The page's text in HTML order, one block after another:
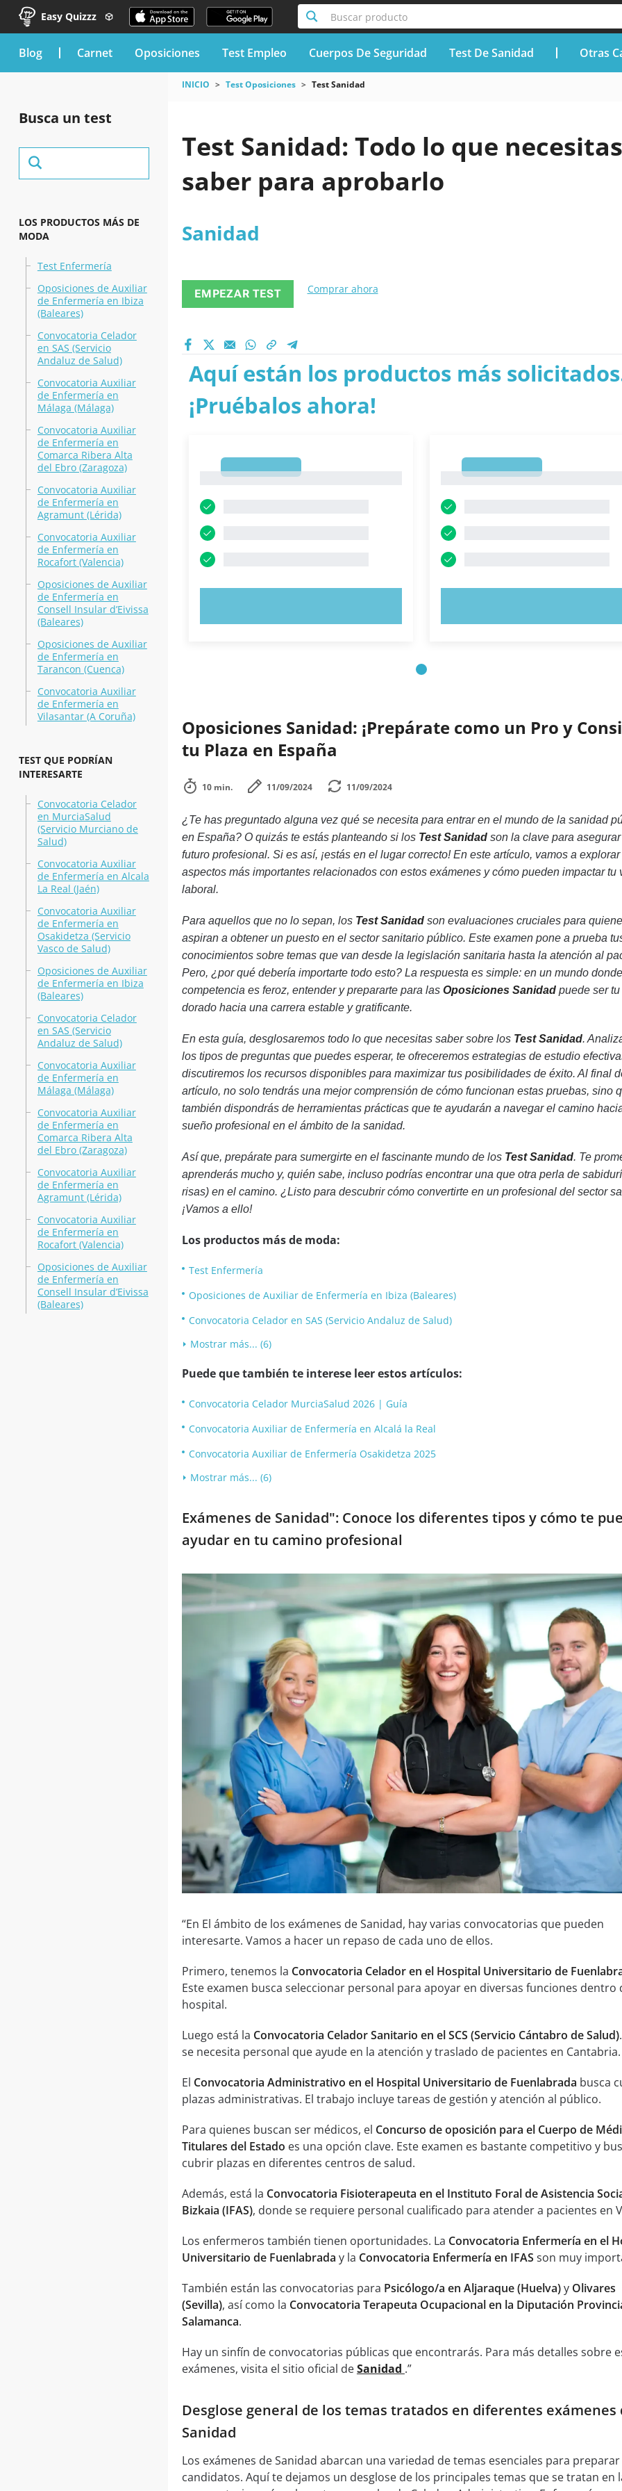
Easy Quizzz Buscar producto
blog Carnet Oposiciones Test Empleo Cuerpos De Seguridad Test De Sanidad Otras
Busca un test
LOS PRODUCTOS MÁS DE
MODA
Test Enfermería
Oposiciones de Auxiliar
de Enfermería en Ibiza
(Baleares)
Convocatoria Celador
en SAS (Servicio
Andaluz de Salud)
Convocatoria Auxiliar
de Enfermería en
Málaga (Málaga)
Convocatoria Auxiliar
de Enfermería en
Comarca Ribera Alta
del Ebro (Zaragoza)
Convocatoria Auxiliar
de Enfermería en
Agramunt (Lérida)
Convocatoria Auxiliar
de Enfermería en
Rocafort (Valencia)
Oposiciones de Auxiliar
de Enfermería en
Consell Insular d’Eivissa
(Baleares)
Oposiciones de Auxiliar
de Enfermería en
Tarancon (Cuenca)
Convocatoria Auxiliar
de Enfermería en
Vilasantar (A Coruña)
TEST QUE PODRÍAN
INTERESARTE
Convocatoria Celador
en MurciaSalud
(Servicio Murciano de
Salud)
Convocatoria Auxiliar
de Enfermería en Alcala
La Real (Jaén)
Convocatoria Auxiliar
de Enfermería en
Osakidetza (Servicio
Vasco de Salud)
Oposiciones de Auxiliar
de Enfermería en Ibiza
(Baleares)
Convocatoria Celador
en SAS (Servicio
Andaluz de Salud)
Convocatoria Auxiliar
de Enfermería en
Málaga (Málaga)
Convocatoria Auxiliar
de Enfermería en
Comarca Ribera Alta
del Ebro (Zaragoza)
Convocatoria Auxiliar
de Enfermería en
Agramunt (Lérida)
Convocatoria Auxiliar
de Enfermería en
Rocafort (Valencia)
Oposiciones de Auxiliar
de Enfermería en
Consell Insular d’Eivissa
(Baleares)
INICIO Test Oposiciones Test Sanidad
Test Sanidad: Todo lo que necesitas
saber para aprobarlo
Sanidad
EMPEZAR TEST Comprar ahora
Aquí están los productos más
¡Pruébalos ahora!
Oposiciones Sanidad: ¡Prepárate como un Pro y
tu Plaza en España
10 min. 11/09/2024 11/09/2024
¿Te has preguntado alguna vez qué se necesita para entrar en el mundo de la sanidad
en España? O quizás te estás planteando si los Test Sanidadson la clave para asegurar
futuro profesional. Si es así, ¡estás en el lugar correcto! En este artículo, vamos a
aspectos más importantes relacionados con estos exámenes y cómo pueden impactar tu
laboral.
Para aquellos que no lo sepan, los Test Sanidadson evaluaciones cruciales para
aspiran a obtener un puesto en el sector sanitario público. Este examen pone a prueba
conocimientos sobre temas que van desde la legislación sanitaria hasta la atención al
Pero, ¿por qué debería importarte todo esto? La respuesta es simple: en un mundo
competencia es feroz, entender y prepararte para las Oposiciones Sanidadpuede ser tu
dorado hacia una carrera estable y gratificante.
En esta guía, desglosaremos todo lo que necesitas saber sobre los Test Sanidad.
los tipos de preguntas que puedes esperar, te ofreceremos estrategias de estudio
discutiremos los recursos disponibles para maximizar tus posibilidades de éxito. Al final
artículo, no solo tendrás una mejor comprensión de cómo funcionan estas pruebas, sino
también dispondrás de herramientas prácticas que te ayudarán a navegar el camino
sueño profesional en el ámbito de la sanidad.
Así que, prepárate para sumergirte en el fascinante mundo de los Test Sanidad. Te
aprenderás mucho y, quién sabe, incluso podrías encontrar una que otra perla de
risas) en el camino. ¿Listo para descubrir cómo convertirte en un profesional del sector
¡Vamos a ello!
Los productos más de moda:
Test Enfermería
Oposiciones de Auxiliar de Enfermería en Ibiza (Baleares)
Convocatoria Celador en SAS (Servicio Andaluz de Salud)
Mostrar más... (6)
Puede que también te interese leer estos artículos:
Convocatoria Celador MurciaSalud 2026 | Guía
Convocatoria Auxiliar de Enfermería en Alcalá la Real
Convocatoria Auxiliar de Enfermería Osakidetza 2025
Mostrar más... (6)
Exámenes de Sanidad": Conoce los diferentes tipos y cómo te
ayudar en tu camino profesional
“En El ámbito de los exámenes de Sanidad, hay varias convocatorias que pueden
interesarte. Vamos a hacer un repaso de cada uno de ellos.
Primero, tenemos la Convocatoria Celador en el Hospital Universitario de
Este examen busca seleccionar personal para apoyar en diversas funciones dentro
hospital.
Luego está la Convocatoria Celador Sanitario en el SCS (Servicio Cántabro de Salud)
se necesita personal que ayude en la atención y traslado de pacientes en Cantabria.
El Convocatoria Administrativo en el Hospital Universitario de Fuenlabrada busca
plazas administrativas. El trabajo incluye tareas de gestión y atención al público.
Para quienes buscan ser médicos, el Concurso de oposición para el Cuerpo de
Titulares del Estado es una opción clave. Este examen es bastante competitivo y
cubrir plazas en diferentes centros de salud.
Además, está la Convocatoria Fisioterapeuta en el Instituto Foral de Asistencia
Bizkaia (IFAS), donde se requiere personal cualificado para atender a pacientes en
Los enfermeros también tienen oportunidades. La Convocatoria Enfermería en el
Universitario de Fuenlabrada y la Convocatoria Enfermería en IFAS son muy
También están las convocatorias para Psicólogo/a en Aljaraque (Huelva)y Olivares
(Sevilla), así como la Convocatoria Terapeuta Ocupacional en la Diputación
Salamanca.
Hay un sinfín de convocatorias públicas que encontrarás. Para más detalles sobre
exámenes, visita el sitio oficial deSanidad .”
Desglose general de los temas tratados en diferentes exámenes
Sanidad
Los exámenes de Sanidad abarcan una variedad de temas esenciales para
candidatos. Aquí te dejamos un desglose de los principales temas que se tratan en